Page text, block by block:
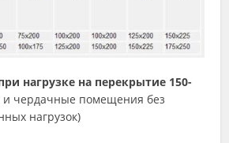
нагрузке на перекрытие 150-
и чердачные помещения без
нагрузок)